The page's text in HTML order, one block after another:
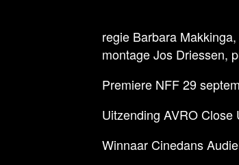
regie Barbara
montage Jos Driessen,
Premiere NFF 29
Uitzending AVRO Close
Winnaar Cinedans